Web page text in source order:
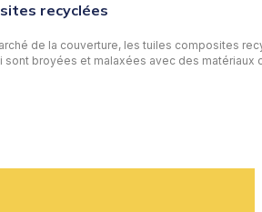
recyclées
de la couverture, les tuiles composites
sont broyées et malaxées avec des matériaux